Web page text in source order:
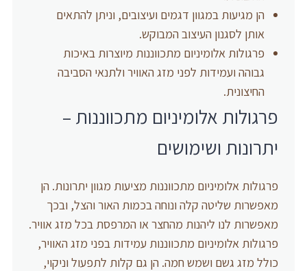
הן מגיעות במגוון דגמים ועיצובים, וניתן להתאים
אותן לסגנון העיצוב המבוקש.
פרגולות אלומיניום מתכווננות מיוצרות באיכות
גבוהה ועמידות לפני מזג האוויר ולתנאי הסביבה
החיצונית.
פרגולות אלומיניום מתכווננות –
יתרונות ושימושים
פרגולות אלומיניום מתכווננות מציעות מגוון יתרונות. הן
מאפשרות שליטה קלה ונוחה בכמות האור והצל, ובכך
מאפשרות לנו ליהנות מהחצר או המרפסת בכל מזג אוויר.
פרגולות אלומיניום מתכווננות עמידות בפני מזג האוויר,
כולל מזג גשם ושמש חמה. הן גם קלות לתפעול וניקוי,